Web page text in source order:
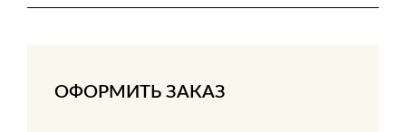
ОФОРМИТЬ ЗАКАЗ